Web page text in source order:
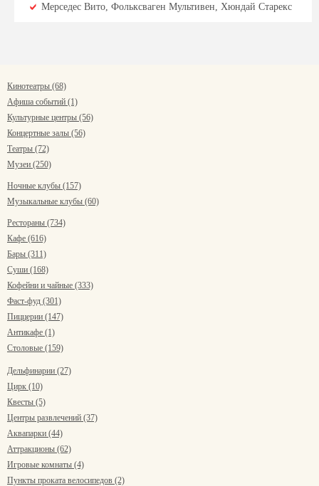
Мерседес Вито, Фольксваген Мультивен, Хюндай Старекс
Кинотеатры (68)
Афиша событий (1)
Культурные центры (56)
Концертные залы (56)
Театры (72)
Музеи (250)
Ночные клубы (157)
Музыкальные клубы (60)
Рестораны (734)
Кафе (616)
Бары (311)
Суши (168)
Кофейни и чайные (333)
Фаст-фуд (301)
Пиццерии (147)
Антикафе (1)
Столовые (159)
Дельфинарии (27)
Цирк (10)
Квесты (5)
Центры развлечений (37)
Аквапарки (44)
Аттракционы (62)
Игровые комнаты (4)
Пункты проката велосипедов (2)